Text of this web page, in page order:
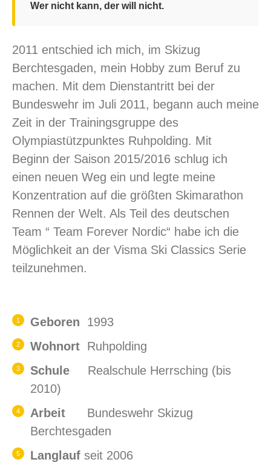
Wer nicht kann, der will nicht.
2011 entschied ich mich, im Skizug
Berchtesgaden, mein Hobby zum Beruf zu
machen. Mit dem Dienstantritt bei der
Bundeswehr im Juli 2011, begann auch meine
Zeit in der Trainingsgruppe des
Olympiastützpunktes Ruhpolding. Mit
Beginn der Saison 2015/2016 schlug ich
einen neuen Weg ein und legte meine
Konzentration auf die größten Skimarathon
Rennen der Welt. Als Teil des deutschen
Team “ Team Forever Nordic“ habe ich die
Möglichkeit an der Visma Ski Classics Serie
teilzunehmen.
Geboren 1993
Wohnort Ruhpolding
Schule Realschule Herrsching (bis
2010)
Arbeit Bundeswehr Skizug
Berchtesgaden
Langlauf seit 2006